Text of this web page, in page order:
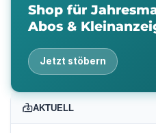
Shop für
Abos &
Jetzt stöbern
AKTUELL